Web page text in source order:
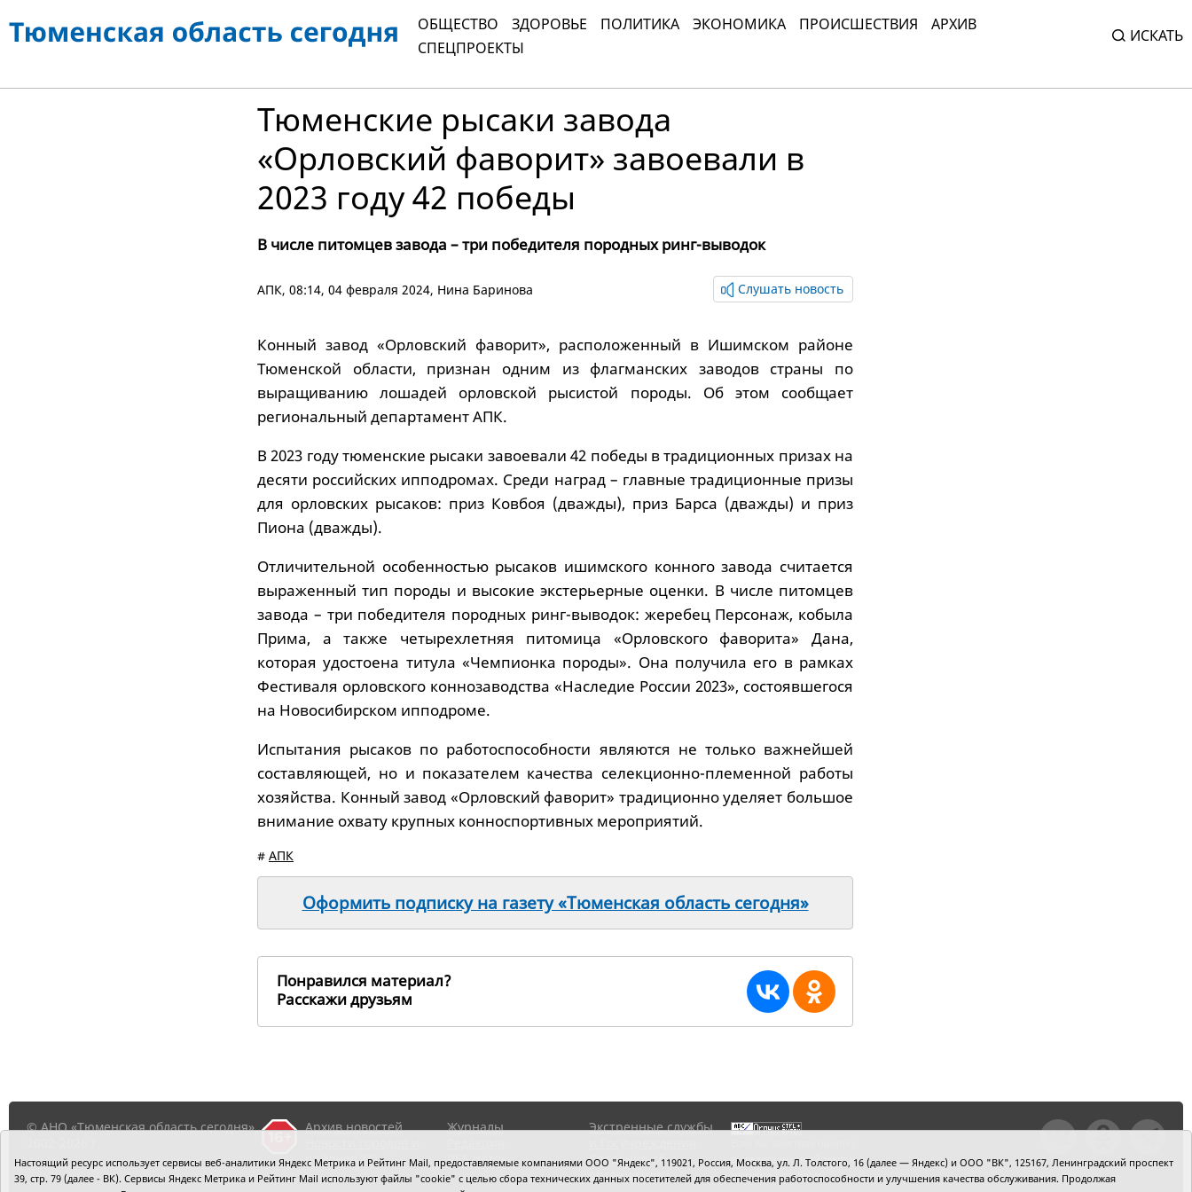
ОБЩЕСТВО ЗДОРОВЬЕ ПОЛИТИКА ЭКОНОМИКА ПРОИСШЕСТВИЯ
АРХИВ
СПЕЦПРОЕКТЫ
ИСКАТЬ
Тюменские рысаки завода
«Орловский фаворит» завоевали в
2023 году 42 победы
В числе питомцев завода – три победителя породных ринг-выводок
АПК, 08:14, 04 февраля 2024, Нина Баринова Слушать новость
Конный завод «Орловский фаворит», расположенный в Ишимском районе
Тюменской области, признан одним из флагманских заводов страны по
выращиванию лошадей орловской рысистой породы. Об этом сообщает
региональный департамент АПК.
В 2023 году тюменские рысаки завоевали 42 победы в традиционных призах на
десяти российских ипподромах. Среди наград – главные традиционные призы
для орловских рысаков: приз Ковбоя (дважды), приз Барса (дважды) и приз
Пиона (дважды).
Отличительной особенностью рысаков ишимского конного завода считается
выраженный тип породы и высокие экстерьерные оценки. В числе питомцев
завода – три победителя породных ринг-выводок: жеребец Персонаж, кобыла
Прима, а также четырехлетняя питомица «Орловского фаворита» Дана,
которая удостоена титула «Чемпионка породы». Она получила его в рамках
Фестиваля орловского коннозаводства «Наследие России 2023», состоявшегося
на Новосибирском ипподроме.
Испытания рысаков по работоспособности являются не только важнейшей
составляющей, но и показателем качества селекционно-племенной работы
хозяйства. Конный завод «Орловский фаворит» традиционно уделяет большое
внимание охвату крупных конноспортивных мероприятий.
# АПК
Оформить подписку на газету «Тюменская область сегодня»
Понравился материал?
Расскажи друзьям
© АНО «Тюменская область сегодня»,
Архив новостей
районов ТО
Журналы
RSS поток
Экстренные службы
Сведения об
организации
выделите мышкой текст и
нажмитеCtrl+Enter
Настоящий ресурс использует сервисы веб-аналитики Яндекс Метрика и Рейтинг Mail, предоставляемые компаниями ООО "Яндекс", 119021, Россия, Москва, ул. Л. Толстого, 16 (далее — Яндекс) и ООО "ВК", 125167, Ленинградский проспект
39, стр. 79 (далее - ВК). Сервисы Яндекс Метрика и Рейтинг Mail используют файлы "cookie" с целью сбора технических данных посетителей для обеспечения работоспособности и улучшения качества обслуживания. Продолжая